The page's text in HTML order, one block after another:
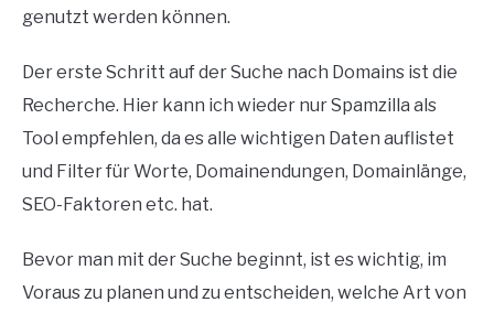
genutzt werden können.
Der erste Schritt auf der Suche nach Domains ist die
Recherche. Hier kann ich wieder nur Spamzilla als
Tool empfehlen, da es alle wichtigen Daten auflistet
und Filter für Worte, Domainendungen, Domainlänge,
SEO-Faktoren etc. hat.
Bevor man mit der Suche beginnt, ist es wichtig, im
Voraus zu planen und zu entscheiden, welche Art von